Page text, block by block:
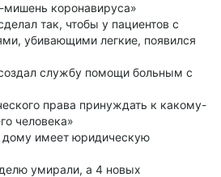
коронавируса»
так, чтобы у пациентов с
убивающими легкие, появился
службу помощи больным с
права принуждать к какому-
человека»
дому имеет юридическую
умирали, а 4 новых